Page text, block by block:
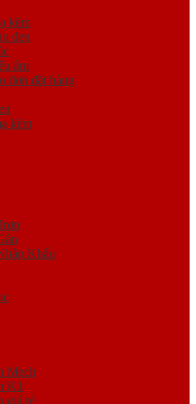
kẽm
đen
âm
đơn đặt hàng
kẽm
Khẩu
Mech
K1
giá rẻ